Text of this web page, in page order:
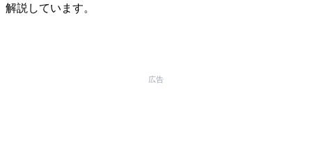
解説しています。
広告